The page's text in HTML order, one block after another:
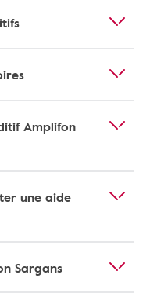
Amplifon
une aide
Sargans